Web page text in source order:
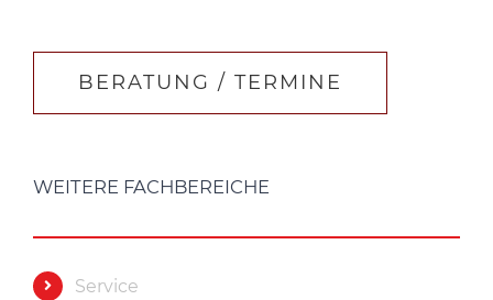
BERATUNG / TERMINE
WEITERE FACHBEREICHE
Service